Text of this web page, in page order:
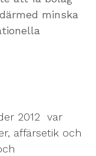
minska
2012 var
affärsetik och